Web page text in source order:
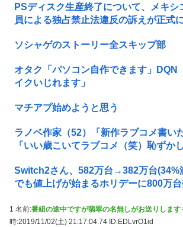
PSディスク生産終了について、メキシ
員による独占禁止法違反の訴えが正式
ソシャゲのストーリー全スキップ部
オタク「パソコン自作できます」DQN
イクいじれます」
マチアプ始めようと思う
ラノベ作家（52）「新作ラブコメ書い
「いい歳こいてラブコメ（笑）恥ずか
Switch2さん、582万台→382万台(34%
でも値上げが始まるホリデーに800万
1 名前:番組の途中ですが翡翠の名無しがお送りします
時:2019/11/02(土) 21:17:04.74 ID:EDLvrO1id